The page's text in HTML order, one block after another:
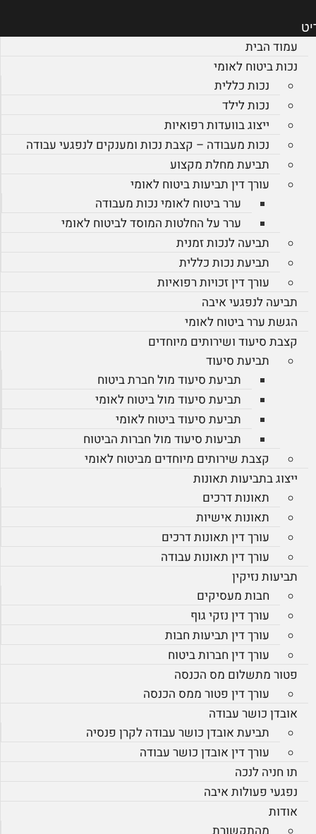
עמוד הבית
נכות ביטוח לאומי
נכות כללית
נכות לילד
ייצוג בוועדות רפואיות
נכות מעבודה – קצבת נכות ומענקים לנפגעי עבודה
תביעת מחלת מקצוע
עורך דין תביעות ביטוח לאומי
ערר ביטוח לאומי נכות מעבודה
ערר על החלטות המוסד לביטוח לאומי
תביעה לנכות זמנית
תביעת נכות כללית
עורך דין זכויות רפואיות
תביעה לנפגעי איבה
הגשת ערר ביטוח לאומי
קצבת סיעוד ושירותים מיוחדים
תביעת סיעוד
תביעת סיעוד מול חברת ביטוח
תביעת סיעוד מול ביטוח לאומי
תביעת סיעוד ביטוח לאומי
תביעות סיעוד מול חברות הביטוח
קצבת שירותים מיוחדים מביטוח לאומי
ייצוג בתביעות תאונות
תאונות דרכים
תאונות אישיות
עורך דין תאונות דרכים
עורך דין תאונות עבודה
תביעות נזיקין
חבות מעסיקים
עורך דין נזקי גוף
עורך דין תביעות חבות
עורך דין חברות ביטוח
פטור מתשלום מס הכנסה
עורך דין פטור ממס הכנסה
אובדן כושר עבודה
תביעת אובדן כושר עבודה לקרן פנסיה
עורך דין אובדן כושר עבודה
תו חניה לנכה
נפגעי פעולות איבה
אודות